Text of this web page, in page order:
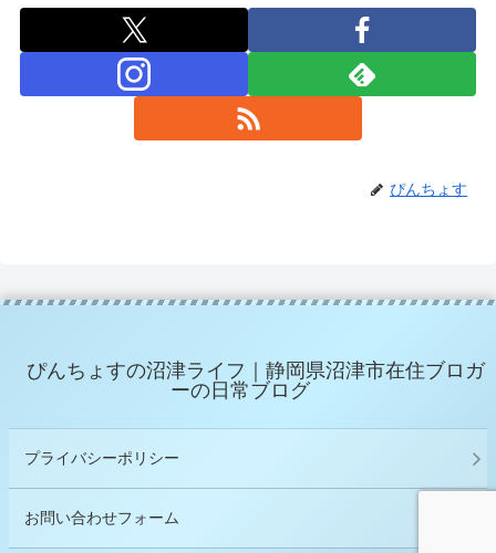
ぴんちょす
ぴんちょすの沼津ライフ｜静岡県沼津市在住ブロガ
ーの日常ブログ
プライバシーポリシー
お問い合わせフォーム